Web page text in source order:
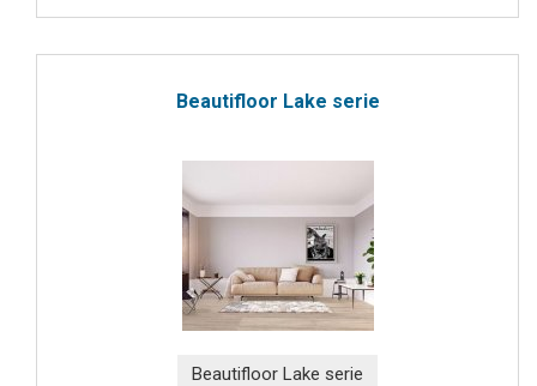
Beautifloor Lake serie
Beautifloor Lake serie